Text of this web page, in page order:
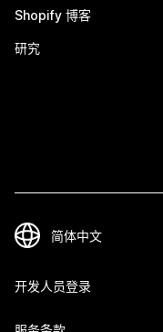
Shopify 博客
研究
开发人员登录